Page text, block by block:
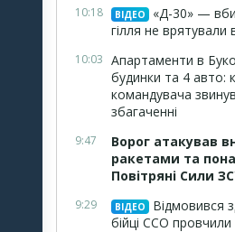
10:18 ВІДЕО
«Д-30» —
гілля не врятували
10:03 Апартаменти в
будинки та 4 авто:
командувача
збагаченні
9:47
Ворог атакував
ракетами та
Повітряні Сили
9:29 ВІДЕО
Відмовився
бійці ССО